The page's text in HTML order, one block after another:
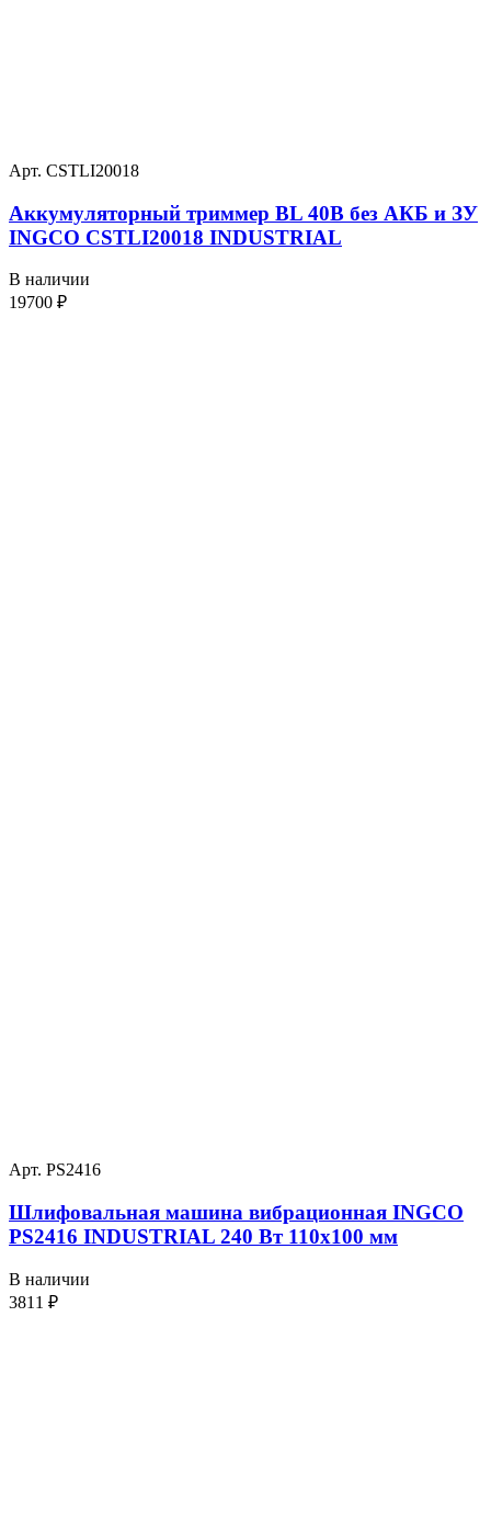
Арт. CSTLI20018
Аккумуляторный триммер BL 40В без АКБ и ЗУ
INGCO CSTLI20018 INDUSTRIAL
В наличии
19700 ₽
Арт. PS2416
Шлифовальная машина вибрационная INGCO
PS2416 INDUSTRIAL 240 Вт 110х100 мм
В наличии
3811 ₽